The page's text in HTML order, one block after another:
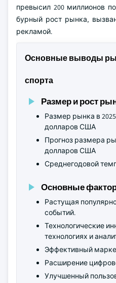
превысил 200 миллионов
бурный рост рынка,
рекламой.
Основные выводы
спорта
Размер и рост
Размер рынка в
долларов США
Прогноз размера
долларов США
Среднегодовой темп
Основные
Растущая
событий.
Технологические
технологиях и
Эффективный
Расширение
Улучшенный